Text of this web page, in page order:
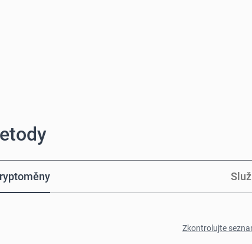
Zkontrolujte